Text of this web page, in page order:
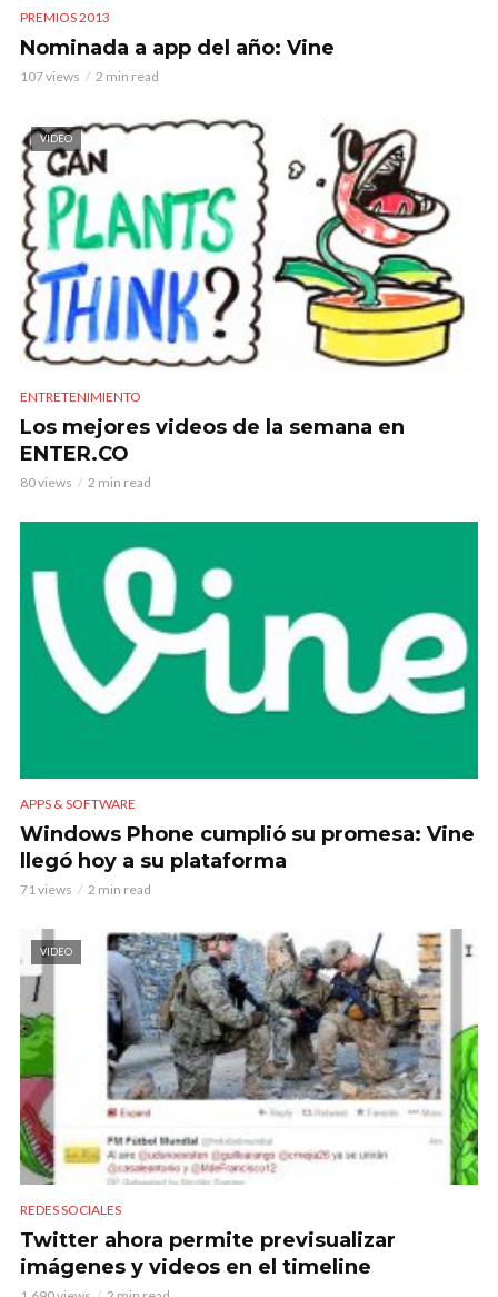
PREMIOS 2013
Nominada a app del año: Vine
107 views 2 min read
VIDEO
ENTRETENIMIENTO
Los mejores videos de la semana en
ENTER.CO
80 views 2 min read
APPS & SOFTWARE
Windows Phone cumplió su promesa: Vine
llegó hoy a su plataforma
71 views 2 min read
VIDEO
REDES SOCIALES
Twitter ahora permite previsualizar
imágenes y videos en el timeline